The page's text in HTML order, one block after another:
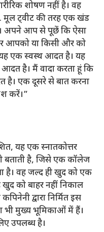
शोषण नहीं है। वह
मूल ट्वीट की तरह एक खंड
है। अपने आप से पूछें कि ऐसा
आपको या किसी और को
एक स्वस्थ आदत है। यह
है। मैं वादा करता हूं कि
है। एक दूसरे से बात करना
करें।”
यह एक स्नातकोत्तर
बताती है, जिसे एक कॉलेज
है। वह जल्द ही खुद को एक
खुद को बाहर नहीं निकाल
द्वारा निर्मित इस
मुख्य भूमिकाओं में हैं।
उपलब्ध है।